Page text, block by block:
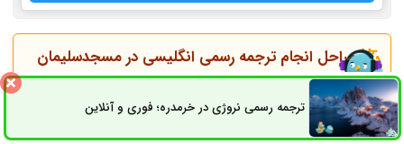
مراحل انجام ترجمه رسمی انگلیسی درمسجدسلیمان
ثبت سفارش در سایت به‌صورت آنلاین یا مراجعه حضوری
ترجمه رسمی نروژی در خرمدره؛ فوری و آنلاینثبت سفارش راه های ارتباطی